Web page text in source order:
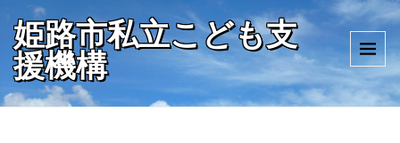
姫路市私立こども支
援機構